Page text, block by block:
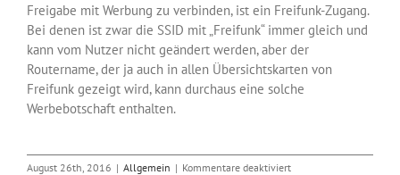
Freigabe mit Werbung zu verbinden, ist ein Freifunk-Zugang.
Bei denen ist zwar die SSID mit „Freifunk“ immer gleich und
kann vom Nutzer nicht geändert werden, aber der
Routername, der ja auch in allen Übersichtskarten von
Freifunk gezeigt wird, kann durchaus eine solche
Werbebotschaft enthalten.
August 26th, 2016 | Allgemein | Kommentare deaktiviertfür